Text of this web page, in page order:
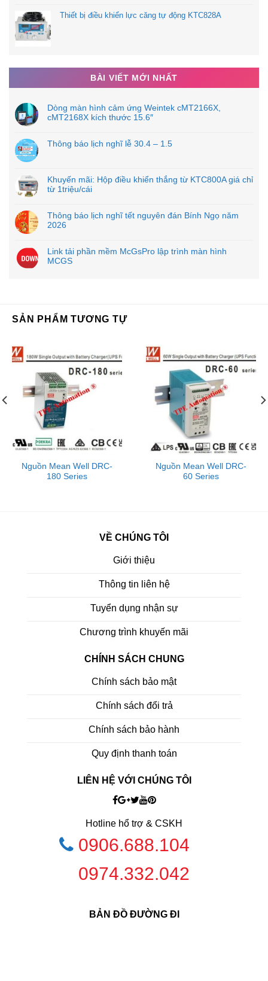
Thiết bị điều khiển lực căng tự động KTC828A
BÀI VIẾT MỚI NHẤT
Dòng màn hình cảm ứng Weintek cMT2166X,
cMT2168X kích thước 15.6″
Thông báo lịch nghĩ lễ 30.4 – 1.5
Khuyến mãi: Hộp điều khiển thắng từ KTC800A giá chỉ
từ 1triệu/cái
Thông báo lịch nghĩ tết nguyên đán Bính Ngọ năm
2026
Link tải phần mềm McGsPro lập trình màn hình
MCGS
SẢN PHẨM TƯƠNG TỰ
Nguồn Mean Well DRC-
180 Series
Nguồn Mean Well DRC-
60 Series
VỀ CHÚNG TÔI
Giới thiệu
Thông tin liên hệ
Tuyển dụng nhận sự
Chương trình khuyến mãi
CHÍNH SÁCH CHUNG
Chính sách bảo mật
Chính sách đổi trả
Chính sách bảo hành
Quy định thanh toán
LIÊN HỆ VỚI CHÚNG TÔI
Hotline hổ trợ & CSKH
0906.688.104
0974.332.042
BẢN ĐỒ ĐƯỜNG ĐI